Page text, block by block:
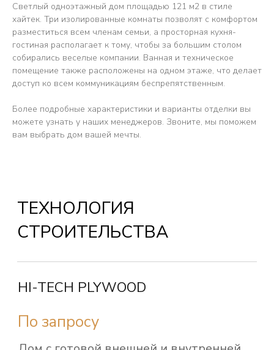
Светлый одноэтажный дом площадью 121 м2 в стиле
хайтек. Три изолированные комнаты позволят с комфортом
разместиться всем членам семьи, а просторная кухня-
гостиная располагает к тому, чтобы за большим столом
собирались веселые компании. Ванная и техническое
помещение также расположены на одном этаже, что делает
доступ ко всем коммуникациям беспрепятственным.
Более подробные характеристики и варианты отделки вы
можете узнать у наших менеджеров. Звоните, мы поможем
вам выбрать дом вашей мечты.
ТЕХНОЛОГИЯ
СТРОИТЕЛЬСТВА
По запросу
HI-TECH PLYWOOD
Дом с готовой внешней и внутренней
Комплектация